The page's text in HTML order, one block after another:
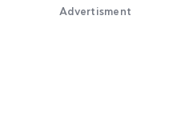
Advertisment